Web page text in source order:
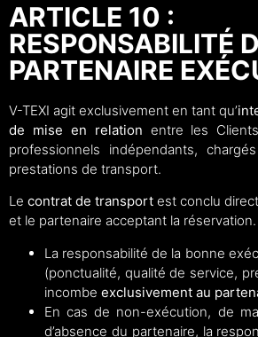
ARTICLE 10 :
RESPONSABILITÉ
PARTENAIRE
V-TEXI agit exclusivement en tant qu’
de mise en relation entre les
professionnels indépendants,
prestations de transport.
Le contrat de transport est conclu
et le partenaire acceptant la réservation.
La responsabilité de la bonne
(ponctualité, qualité de service,
incombe exclusivement au
En cas de non-exécution, de
d’absence du partenaire, la